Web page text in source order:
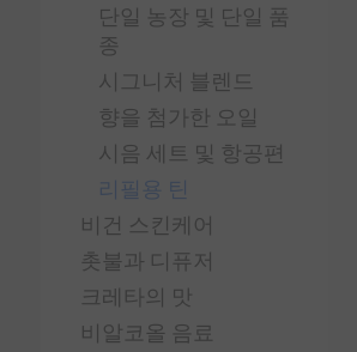
단일 농장 및 단일 품
종
시그니처 블렌드
향을 첨가한 오일
시음 세트 및 항공편
리필용 틴
비건 스킨케어
촛불과 디퓨저
크레타의 맛
비알코올 음료